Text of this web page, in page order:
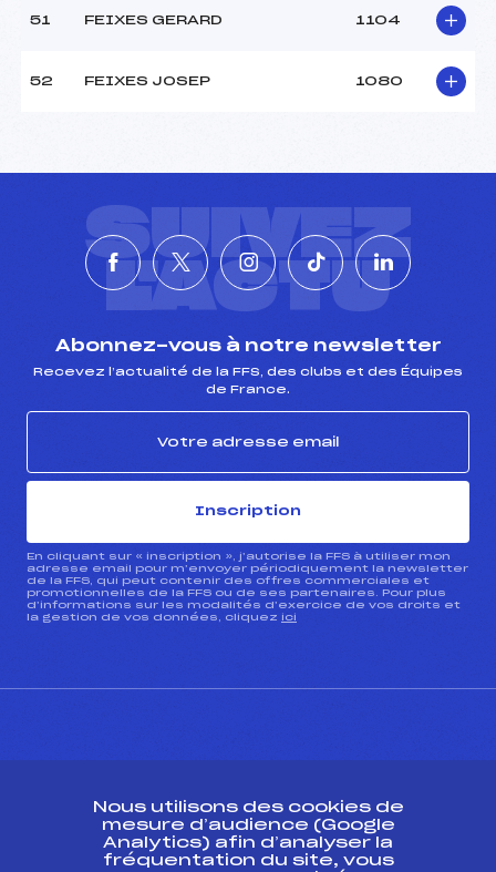
51 FEIXES GERARD 1104
52 FEIXES JOSEP 1080
SUIVEZ
L'ACTU
Abonnez-vous à notre newsletter
Recevez l’actualité de la FFS, des clubs et des Équipes
de France.
Inscription
En cliquant sur « inscription », j’autorise la FFS à utiliser mon
adresse email pour m’envoyer périodiquement la newsletter
de la FFS, qui peut contenir des offres commerciales et
promotionnelles de la FFS ou de ses partenaires. Pour plus
d’informations sur les modalités d’exercice de vos droits et
la gestion de vos données, cliquez ici
Ressources
Nous utilisons des cookies de
mesure d’audience (Google
Analytics) afin d’analyser la
fréquentation du site, vous